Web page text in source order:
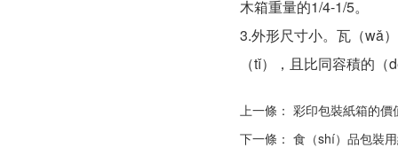
木箱重量的1/4-1/5。
3.外形尺寸小。瓦（wǎ
（tǐ），且比同容積的
上一條： 彩印包裝紙箱的價
下一條： 食（shí）品包裝